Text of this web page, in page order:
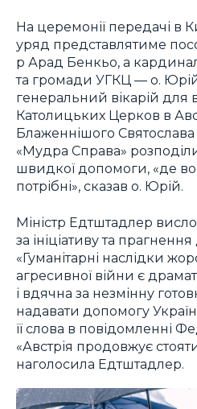
На церемонії передачі в
уряд представлятиме
р Арад Бенкьо, а
та громади УГКЦ — о.
генеральний вікарій для
Католицьких Церков в
Блаженнішого
«Мудра Справа»
швидкої допомоги, «де
потрібні», сказав о. Юрій.
Міністр Едтштадлер
за ініціативу та
«Гуманітарні наслідки
агресивної війни є
і вдячна за незмінну
надавати допомогу
її слова в повідомленні
«Австрія продовжує
наголосила Едтштадлер.